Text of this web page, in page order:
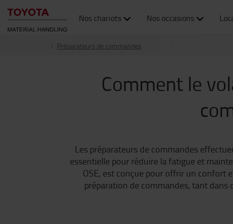
Nos chariots Nos occasions
Préparateurs de commandes
Comment le
Les préparateurs de commandes
essentielle pour réduire la fatigue et
OSE, est conçue pour offrir un confort
préparation de commandes, tant dans